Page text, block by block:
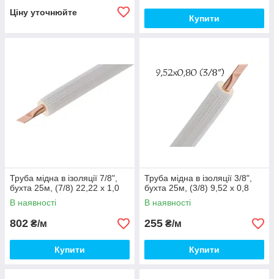
Ціну уточнюйте
Купити
Труба мідна в ізоляції 7/8",
бухта 25м, (7/8) 22,22 x 1,0
В наявності
802 ₴/м
Купити
Труба мідна в ізоляції 3/8",
бухта 25м, (3/8) 9,52 x 0,8
В наявності
255 ₴/м
Купити